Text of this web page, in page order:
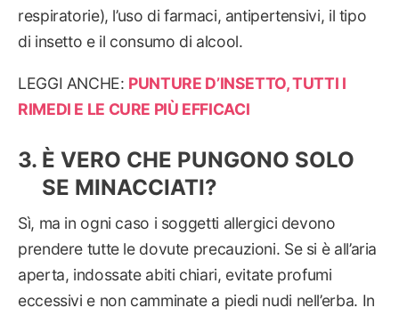
respiratorie), l’uso di farmaci, antipertensivi, il tipo
di insetto e il consumo di alcool.
LEGGI ANCHE: PUNTURE D’INSETTO, TUTTI I
RIMEDI E LE CURE PIÙ EFFICACI
È VERO CHE PUNGONO SOLO
SE MINACCIATI?
Sì, ma in ogni caso i soggetti allergici devono
prendere tutte le dovute precauzioni. Se si è all’aria
aperta, indossate abiti chiari, evitate profumi
eccessivi e non camminate a piedi nudi nell’erba. In